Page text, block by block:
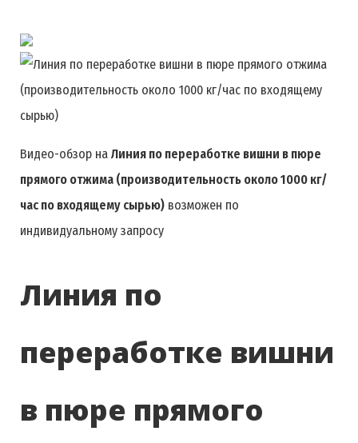
Видео-обзор на Линия по переработке вишни в пюре
прямого отжима (производительность около 1000 кг/
час по входящему сырью) возможен по
индивидуальному запросу
Линия по
переработке вишни
в пюре прямого